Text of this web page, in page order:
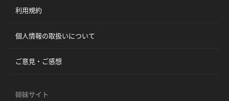
利用規約
個人情報の取扱いについて
ご意見・ご感想
姉妹サイト